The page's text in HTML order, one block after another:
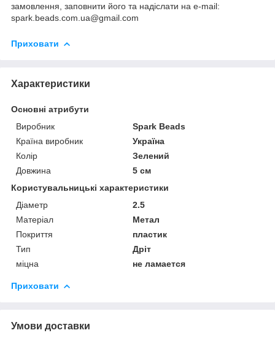
замовлення, заповнити його та надіслати на e-mail:
spark.beads.com.ua@gmail.com
Приховати
Характеристики
Основні атрибути
Виробник
Spark Beads
Країна виробник
Україна
Колір
Зелений
Довжина
5 см
Користувальницькі характеристики
Діаметр
2.5
Матеріал
Метал
Покриття
пластик
Тип
Дріт
міцна
не ламается
Приховати
Умови доставки